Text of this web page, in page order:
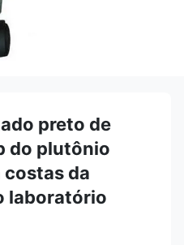
preto de
do plutônio
costas da
laboratório